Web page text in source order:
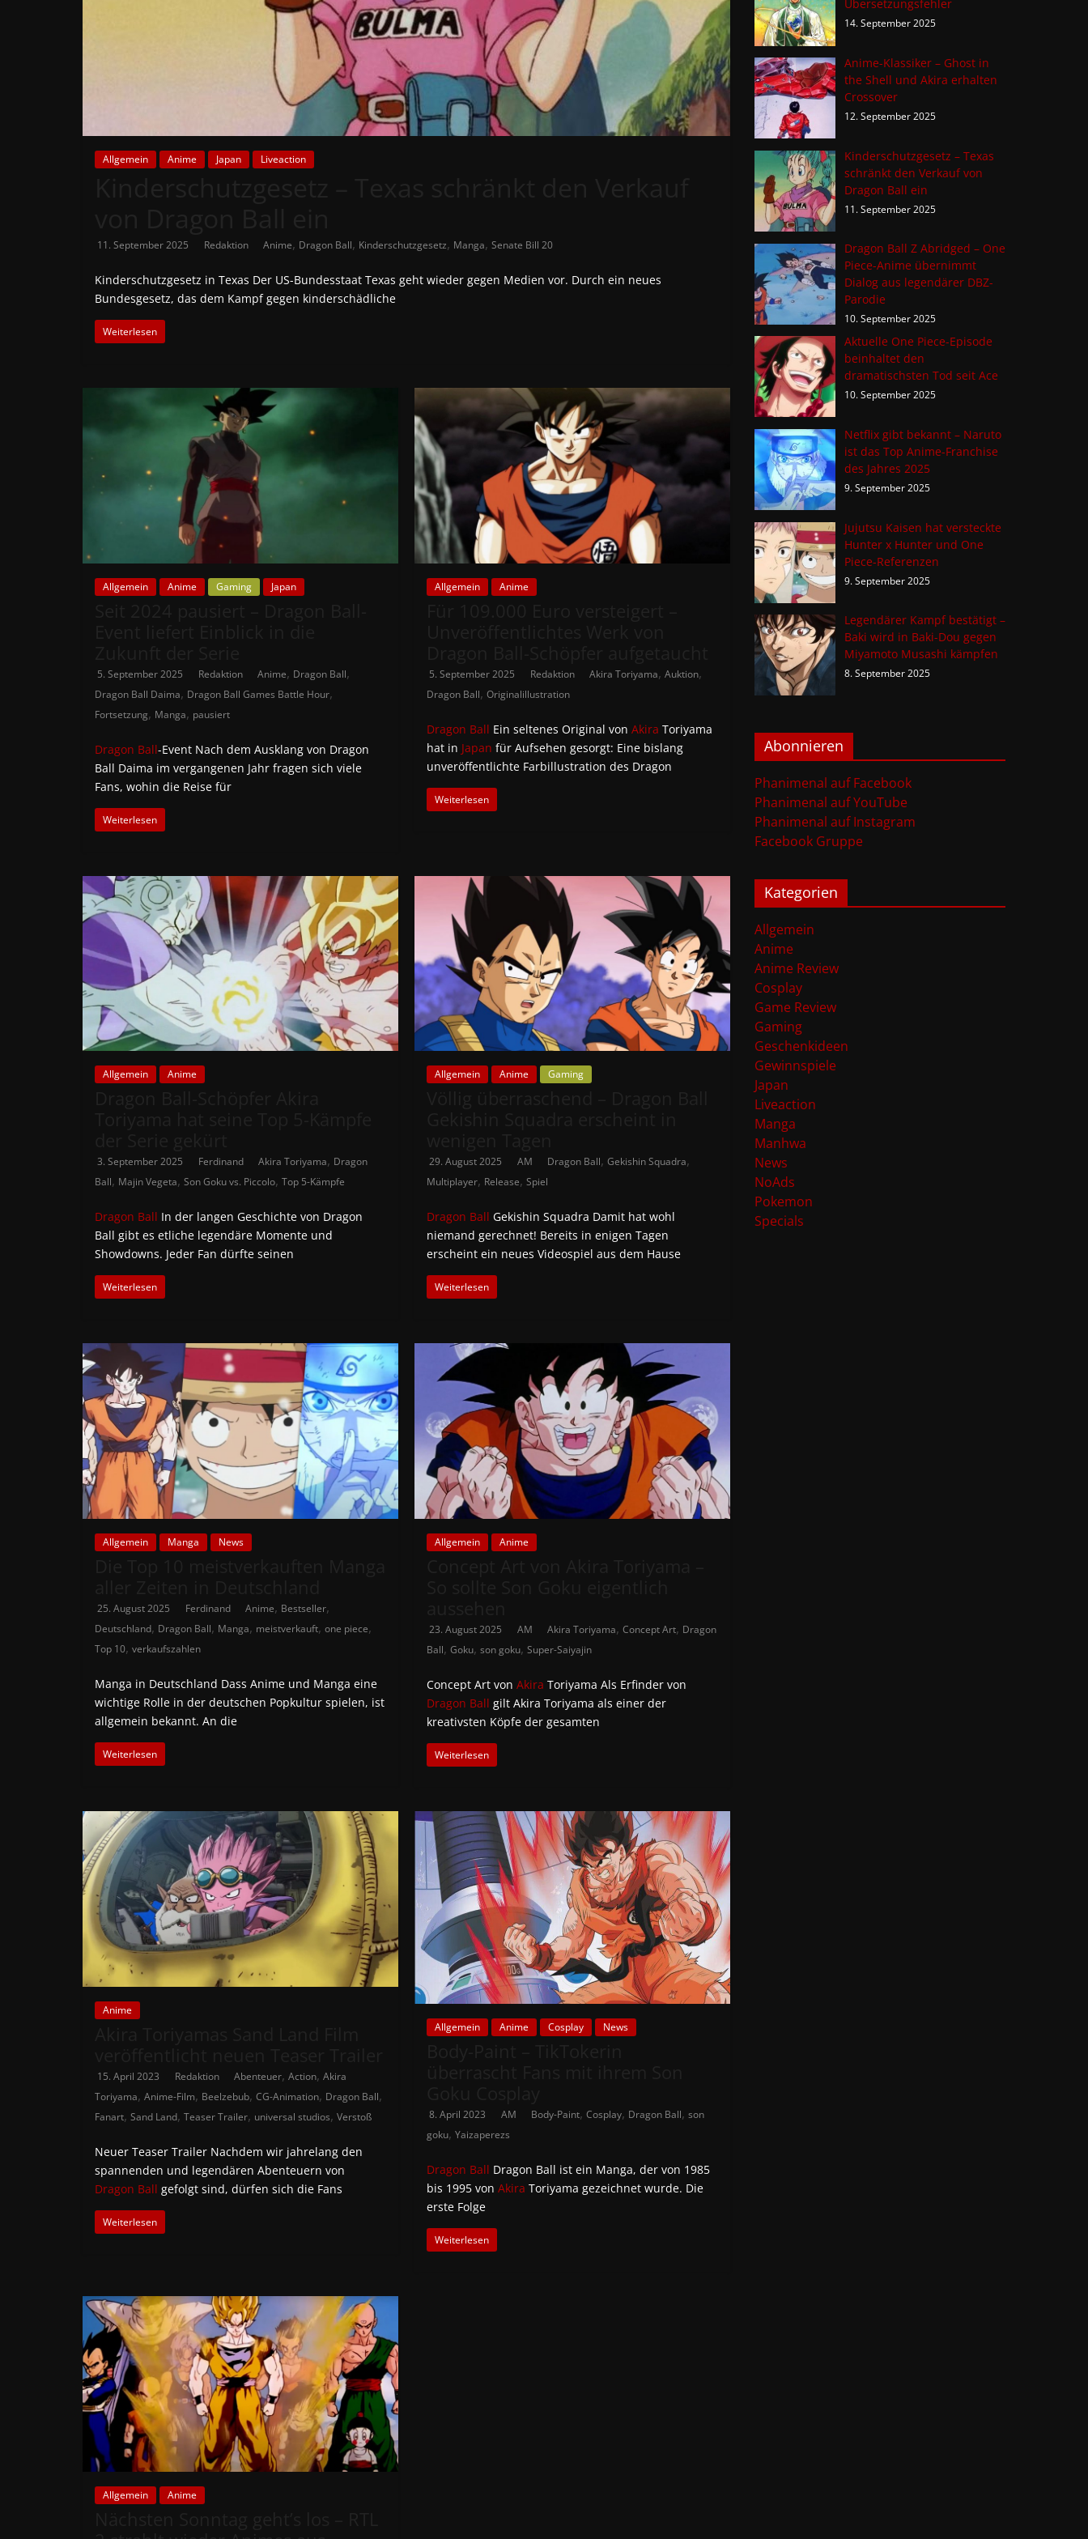
News
die
aktuellsten
Japan
Deutschland
Allgemein Anime Japan Liveaction
11. September 2025 Redaktion Anime, Dragon Ball, Kinderschutzgesetz, Manga, Senate Bill 20
Kinderschutzgesetz in Texas Der US-Bundesstaat Texas geht wieder gegen Medien vor. Durch ein neues
Bundesgesetz, das dem Kampf gegen kinderschädliche
Weiterlesen
Allgemein Anime Gaming Japan
5. September 2025 Redaktion Anime, Dragon Ball,
Dragon Ball Daima, Dragon Ball Games Battle Hour,
Fortsetzung, Manga, pausiert
Dragon Ball-Event Nach dem Ausklang von Dragon
Ball Daima im vergangenen Jahr fragen sich viele
Fans, wohin die Reise für
Weiterlesen
Allgemein Anime
5. September 2025 Redaktion Akira Toriyama,Auktion,
Dragon Ball,Originalillustration
Dragon Ball Ein seltenes Original vonAkira Toriyama
hat in Japan für Aufsehen gesorgt: Eine bislang
unveröffentlichte Farbillustration des Dragon
Weiterlesen
Allgemein Anime
3. September 2025 Ferdinand Akira Toriyama, Dragon
Ball, Majin Vegeta, Son Goku vs. Piccolo, Top 5-Kämpfe
Dragon Ball In der langen Geschichte von Dragon
Ball gibt es etliche legendäre Momente und
Showdowns. Jeder Fan dürfte seinen
Weiterlesen
Allgemein Anime Gaming
29. August 2025 AM Dragon Ball,Gekishin Squadra,
Multiplayer, Release,Spiel
Dragon Ball Gekishin Squadra Damit hat wohl
niemand gerechnet! Bereits in enigen Tagen
erscheint ein neues Videospiel aus dem Hause
Weiterlesen
Allgemein Manga News
25. August 2025 Ferdinand Anime, Bestseller,
Deutschland, Dragon Ball, Manga, meistverkauft, one piece,
Top 10, verkaufszahlen
Manga in Deutschland Dass Anime und Manga eine
wichtige Rolle in der deutschen Popkultur spielen, ist
allgemein bekannt. An die
Weiterlesen
Allgemein Anime
23. August 2025 AM Akira Toriyama,Concept Art, Dragon
Ball,Goku,son goku,Super-Saiyajin
Concept Art vonAkira Toriyama Als Erfinder von
Dragon Ball gilt Akira Toriyama als einer der
kreativsten Köpfe der gesamten
Weiterlesen
Anime
15. April 2023 Redaktion Abenteuer, Action, Akira
Toriyama, Anime-Film, Beelzebub, CG-Animation, Dragon Ball,
Fanart, Sand Land, Teaser Trailer, universal studios, Verstoß
Neuer Teaser Trailer Nachdem wir jahrelang den
spannenden und legendären Abenteuern von
Dragon Ball gefolgt sind, dürfen sich die Fans
Weiterlesen
Allgemein Anime Cosplay News
8. April 2023 AM Body-Paint,Cosplay, Dragon Ball,son
goku,Yaizaperezs
Dragon Ball Dragon Ball ist ein Manga, der von 1985
bis 1995 vonAkira Toriyama gezeichnet wurde. Die
erste Folge
Weiterlesen
Allgemein Anime
Übersetzungsfehler
14. September 2025
Anime-Klassiker – Ghost in
the Shell und Akira erhalten
Crossover
12. September 2025
Kinderschutzgesetz – Texas
schränkt den Verkauf von
Dragon Ball ein
11. September 2025
Dragon Ball Z Abridged – One
Piece-Anime übernimmt
Dialog aus legendärer DBZ-
Parodie
10. September 2025
Aktuelle One Piece-Episode
beinhaltet den
dramatischsten Tod seit Ace
10. September 2025
Netflix gibt bekannt – Naruto
ist das Top Anime-Franchise
des Jahres 2025
9. September 2025
Jujutsu Kaisen hat versteckte
Hunter x Hunter und One
Piece-Referenzen
9. September 2025
Legendärer Kampf bestätigt –
Baki wird in Baki-Dou gegen
Miyamoto Musashi kämpfen
8. September 2025
Abonnieren
Phanimenal auf Facebook
Phanimenal auf YouTube
Phanimenal auf Instagram
Facebook Gruppe
Kategorien
Allgemein
Anime
Anime Review
Cosplay
Game Review
Gaming
Geschenkideen
Gewinnspiele
Japan
Liveaction
Manga
Manhwa
News
NoAds
Pokemon
Specials